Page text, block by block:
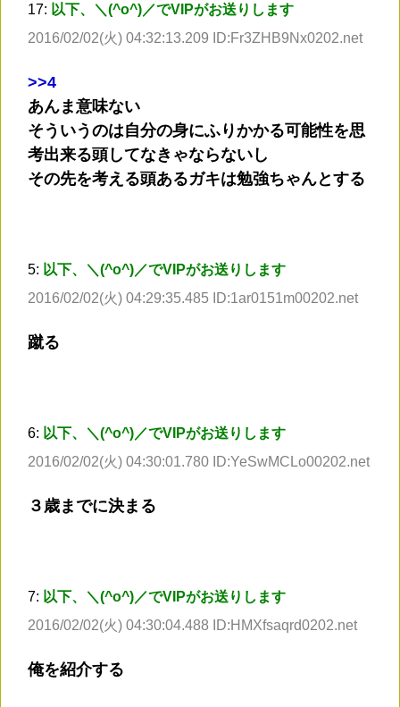
17: 以下、＼(^o^)／でVIPがお送りします
2016/02/02(火) 04:32:13.209 ID:Fr3ZHB9Nx0202.net
>>4
あんま意味ない
そういうのは自分の身にふりかかる可能性を思
考出来る頭してなきゃならないし
その先を考える頭あるガキは勉強ちゃんとする
5: 以下、＼(^o^)／でVIPがお送りします
2016/02/02(火) 04:29:35.485 ID:1ar0151m00202.net
蹴る
6: 以下、＼(^o^)／でVIPがお送りします
2016/02/02(火) 04:30:01.780 ID:YeSwMCLo00202.net
３歳までに決まる
7: 以下、＼(^o^)／でVIPがお送りします
2016/02/02(火) 04:30:04.488 ID:HMXfsaqrd0202.net
俺を紹介する